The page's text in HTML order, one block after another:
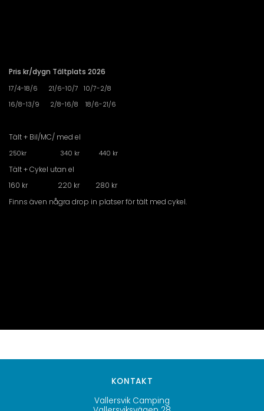
Pris kr/dygn Tältplats 2026
17/4-18/6 21/6-10/7 10/7-2/8
16/8-13/9 2/8-16/8 18/6-21/6
Tält + Bil/MC/ med el
250kr 340 kr 440 kr
Tält + Cykel utan el
160 kr 220 kr 280 kr
Finns även några drop in platser för tält med cykel.
KONTAKT
Vallersvik Camping